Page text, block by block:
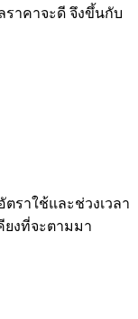
ราคาจะดี จึงขึ้นกับ
ราใช้และช่วงเวลา
ยงที่จะตามมา